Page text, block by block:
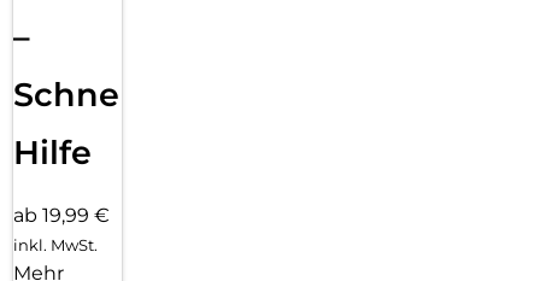
–
Schnelle
Hilfe
ab 19,99 €
inkl. MwSt.
Mehr